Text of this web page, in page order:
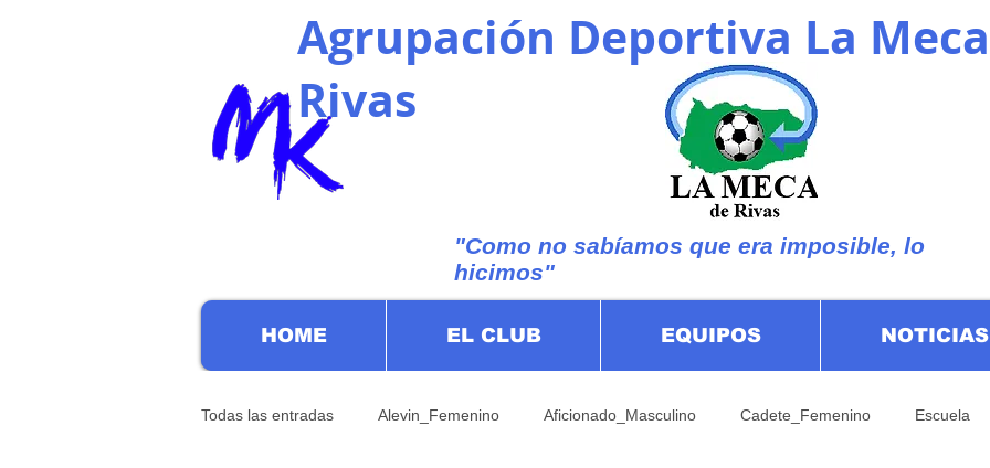
Agrupación Deportiva La
Rivas
"Como no sabíamos que era imposible, lo
hicimos"
HOME EL CLUB EQUIPOS NOTICIAS
Todas las entradas Alevin_Femenino Aficionado_Masculino Cadete_Femenino Escuela